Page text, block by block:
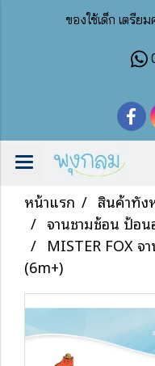
ของใช้เด็ก เตรี
หน้าแรก สินค้าทั้ง
จานชามช้อน ป้อน
MISTER FOX จ
(6m+)